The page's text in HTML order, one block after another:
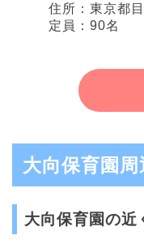
住所：東京都
定員：90名
大向保育園
大向保育園の近